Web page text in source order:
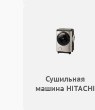
Сушильная
машина HITACHI